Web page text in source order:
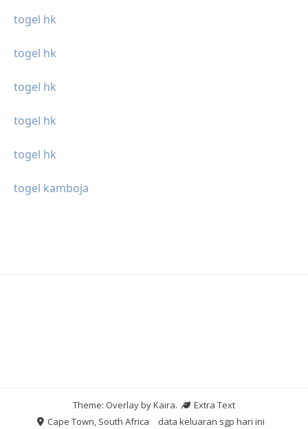
togel hk
togel hk
togel hk
togel hk
togel hk
togel kamboja
Theme: Overlay byKaira.
Extra Text
Cape Town, South Africa
data keluaran sgp hari ini